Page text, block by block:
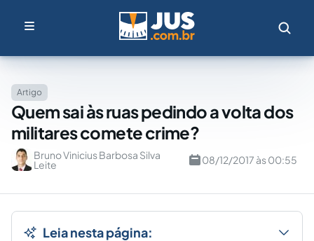
Artigo
Quem sai às ruas pedindo a volta dos
militares comete crime?
Bruno Vinicius Barbosa Silva
Leite 08/12/2017 às 00:55
Leia nesta página: